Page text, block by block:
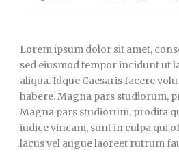
Lorem ipsum dolor sit amet,
sed eiusmod tempor incidunt ut
aliqua. Idque Caesaris facere
habere. Magna pars studiorum,
Magna pars studiorum, prodita
iudice vincam, sunt in culpa qui
lacus vel augue laoreet rutrum